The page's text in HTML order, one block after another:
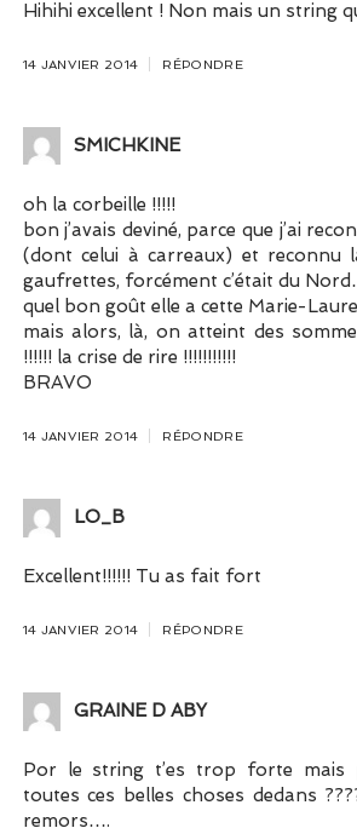
Hihihi excellent ! Non mais un string
14 JANVIER 2014 RÉPONDRE
SMICHKINE
oh la corbeille !!!!!
bon j’avais deviné, parce que j’ai
(dont celui à carreaux) et reconnu
gaufrettes, forcément c’était du
quel bon goût elle a cette Marie-
mais alors, là, on atteint des
!!!!!! la crise de rire !!!!!!!!!!!
BRAVO
14 JANVIER 2014 RÉPONDRE
LO_B
Excellent!!!!!! Tu as fait fort
14 JANVIER 2014 RÉPONDRE
GRAINE D ABY
Por le string t’es trop forte mais
toutes ces belles choses dedans
remors….